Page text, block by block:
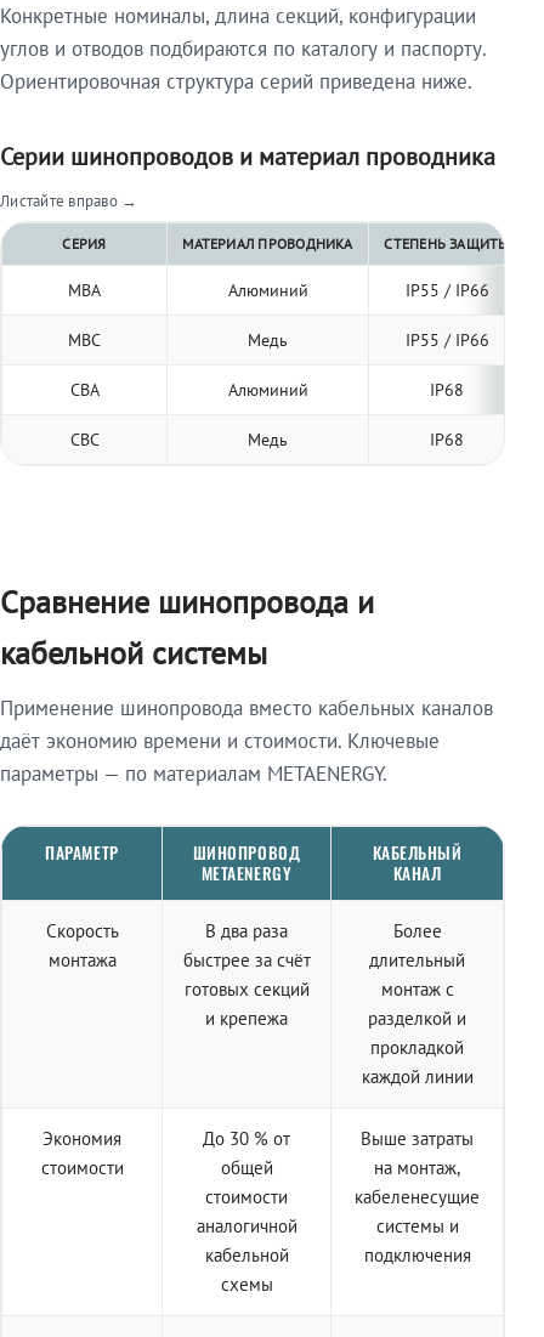
Конкретные номиналы, длина секций, конфигурации
углов и отводов подбираются по каталогу и паспорту.
Ориентировочная структура серий приведена ниже.
Серии шинопроводов и материал проводника
Листайте вправо →
СЕРИЯ МАТЕРИАЛ ПРОВОДНИКА СТЕПЕНЬ ЗАЩИТЫ
МВА Алюминий IP55 / IP66
МВС Медь IP55 / IP66
СВА Алюминий IP68
СВС Медь IP68
Сравнение шинопровода и
кабельной системы
Применение шинопровода вместо кабельных каналов
даёт экономию времени и стоимости. Ключевые
параметры — по материалам METAENERGY.
ПАРАМЕТР
ШИНОПРОВОД
METAENERGY
КАБЕЛЬНЫЙ
КАНАЛ
Скорость
монтажа
В два раза
быстрее за счёт
готовых секций
и крепежа
Более
длительный
монтаж с
разделкой и
прокладкой
каждой линии
Экономия
стоимости
До 30 % от
общей
стоимости
аналогичной
кабельной
схемы
Выше затраты
на монтаж,
кабеленесущие
системы и
подключения